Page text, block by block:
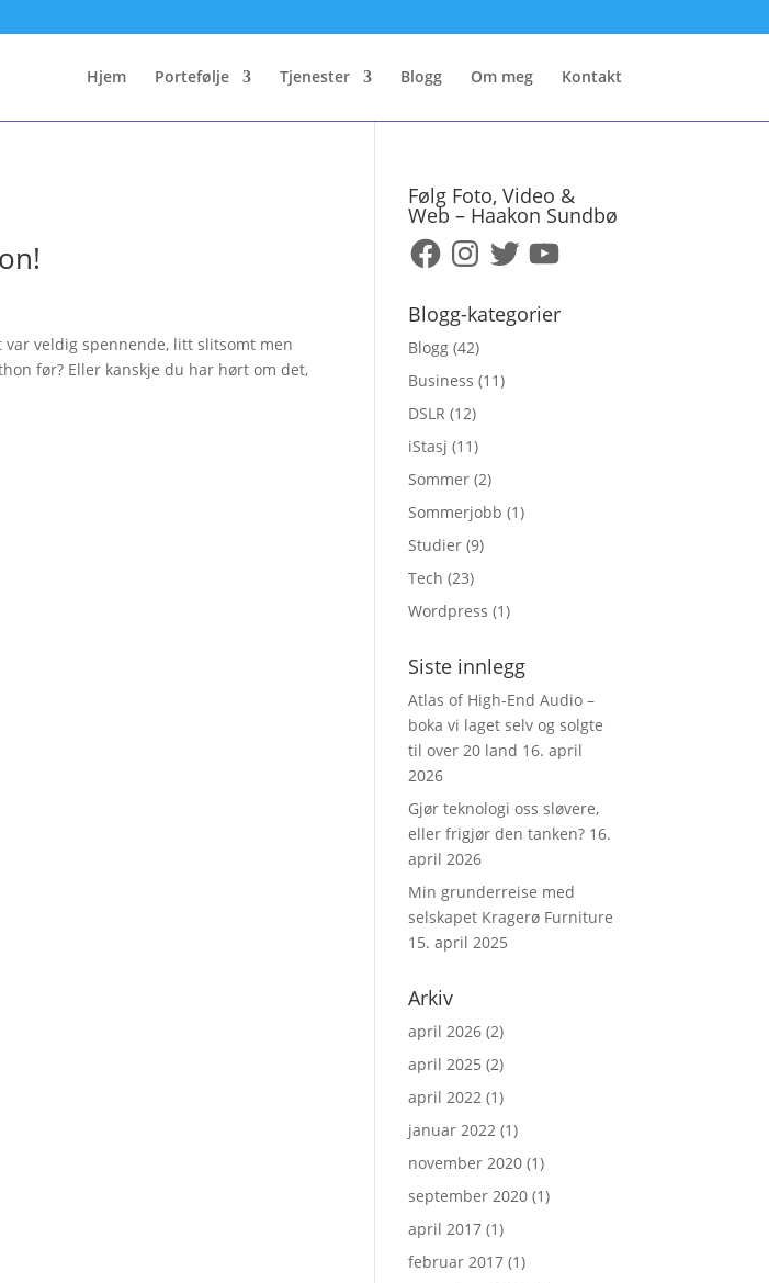
Hjem Portefølje Tjenester Blogg Om meg Kontakt
veldig spennende, litt slitsomt men
før? Eller kanskje du har hørt om det,
Følg Foto, Video &
Web – Haakon Sundbø
FacebookInstagram
TwitterYouTube
Blogg-kategorier
Blogg (42)
Business (11)
DSLR (12)
iStasj (11)
Sommer (2)
Sommerjobb (1)
Studier (9)
Tech (23)
Wordpress (1)
Siste innlegg
Atlas of High-End Audio –
boka vi laget selv og solgte
til over 20 land 16. april
2026
Gjør teknologi oss sløvere,
eller frigjør den tanken? 16.
april 2026
Min grunderreise med
selskapet Kragerø Furniture
15. april 2025
Arkiv
april 2026 (2)
april 2025 (2)
april 2022 (1)
januar 2022 (1)
november 2020 (1)
september 2020 (1)
april 2017 (1)
februar 2017 (1)